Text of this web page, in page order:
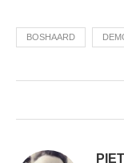
BOSHAARD